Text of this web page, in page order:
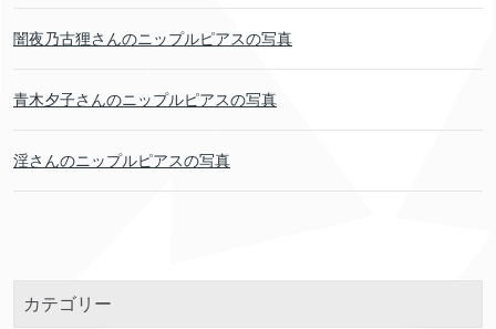
闇夜乃古狸さんのニップルピアスの写真
青木夕子さんのニップルピアスの写真
淫さんのニップルピアスの写真
カテゴリー